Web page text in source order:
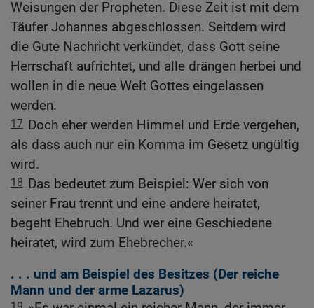
Weisungen der Propheten. Diese Zeit ist mit dem
Täufer Johannes abgeschlossen. Seitdem wird
die Gute Nachricht verkündet, dass Gott seine
Herrschaft aufrichtet, und alle drängen herbei und
wollen in die neue Welt Gottes eingelassen
werden.
17 Doch eher werden Himmel und Erde vergehen,
als dass auch nur ein Komma im Gesetz ungültig
wird.
18 Das bedeutet zum Beispiel: Wer sich von
seiner Frau trennt und eine andere heiratet,
begeht Ehebruch. Und wer eine Geschiedene
heiratet, wird zum Ehebrecher.«
. . . und am Beispiel des Besitzes (Der reiche
Mann und der arme Lazarus)